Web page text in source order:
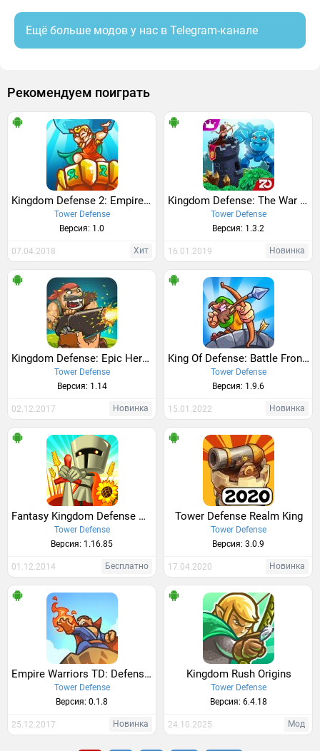
Ещё больше модов у нас в Telegram-канале
Рекомендуем поиграть
Kingdom Defense 2: Empire Warriors
Tower Defense
Версия: 1.0
07.04.2018 Хит
Kingdom Defense: The War of Empires
Tower Defense
Версия: 1.3.2
16.01.2019 Новинка
Kingdom Defense: Epic Hero War
Tower Defense
Версия: 1.14
02.12.2017 Новинка
King Of Defense: Battle Frontier
Tower Defense
Версия: 1.9.6
15.01.2022 Новинка
Fantasy Kingdom Defense HD
Tower Defense
Версия: 1.16.85
01.12.2014 Бесплатно
Tower Defense Realm King
Tower Defense
Версия: 3.0.9
17.04.2020 Новинка
Empire Warriors TD: Defense Battle
Tower Defense
Версия: 0.1.8
25.12.2017 Новинка
Kingdom Rush Origins
Tower Defense
Версия: 6.4.18
24.10.2025 Мод